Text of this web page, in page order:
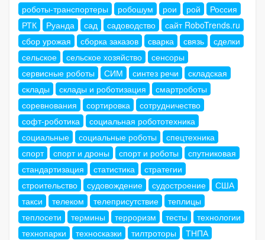
роботы-транспортеры
робошум рои рой
Россия
РТК
Руанда сад садоводство
сайт RoboTrends.ru
сбор урожая
сборка заказов сварка связь
сделки
сельское
сельское хозяйство
сенсоры
сервисные роботы
СИМ синтез речи
складская
склады
склады и роботизация
смартроботы
соревнования
сортировка
сотрудничество
софт-роботика
социальная робототехника
социальные
социальные роботы
спецтехника
спорт
спорт и дроны спорт и роботы
спутниковая
стандартизация
статистика
стратегии
строительство
судовождение судостроение
США
такси
телеком телеприсутствие
теплицы
теплосети
термины терроризм тесты
технологии
технопарки
техносказки тилтроторы
ТНПА